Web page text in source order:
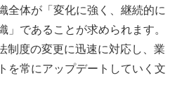
全体が「変化に強く、継続的に
」であることが求められます。
制度の変更に迅速に対応し、業
を常にアップデートしていく文